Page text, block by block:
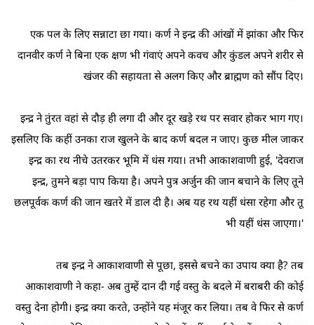
एक पल के लिए सन्नाटा छा गया। कर्ण ने इन्द्र की आंखों में झांका और फिर
दानवीर कर्ण ने बिना एक क्षण भी गंवाएं अपने कवच और कुंडल अपने शरीर से
खंजर की सहायता से अलग किए और ब्राह्मण को सौंप दिए।
इन्द्र ने तुंरत वहां से दौड़ ही लगा दी और दूर खड़े रथ पर सवार होकर भाग गए।
इसलिए क‍ि कहीं उनका राज ‍खुलने के बाद कर्ण बदल न जाए। कुछ मील जाकर
इन्द्र का रथ नीचे उतरकर भूमि में धंस गया। तभी आकाशवाणी हुई, 'देवराज
इन्द्र, तुमने बड़ा पाप किया है। अपने पुत्र अर्जुन की जान बचाने के लिए तूने
छलपूर्वक कर्ण की जान खतरे में डाल दी है। अब यह रथ यहीं धंसा रहेगा और तू
भी यहीं धंस जाएगा।'
तब इन्द्र ने आकाशवाणी से पूछा, इससे बचने का उपाय क्या है? तब
आकाशवाणी ने कहा- अब तुम्हें दान दी गई वस्तु के बदले में बराबरी की कोई
वस्तु देना होगी। इन्द्र क्या करते, उन्होंने यह मंजूर कर लिया। तब वे फिर से कर्ण